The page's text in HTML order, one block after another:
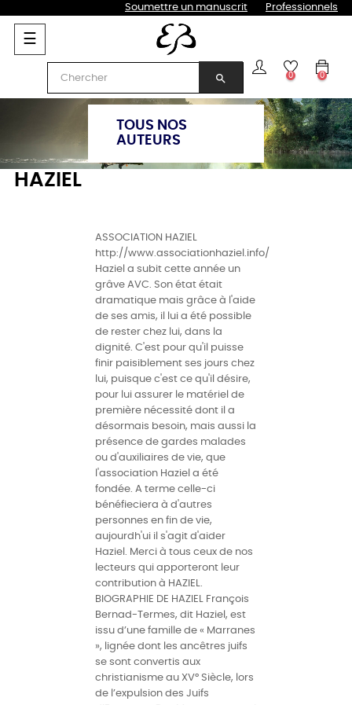
Soumettre un manuscrit Professionnels
Basculer
la
navigation
☰
search 0 0
TOUS NOS
AUTEURS
HAZIEL
ASSOCIATION HAZIEL
http://www.associationhaziel.info/
Haziel a subit cette année un
grâve AVC. Son état était
dramatique mais grâce à l'aide
de ses amis, il lui a été possible
de rester chez lui, dans la
dignité. C'est pour qu'il puisse
finir paisiblement ses jours chez
lui, puisque c'est ce qu'il désire,
pour lui assurer le matériel de
première nécessité dont il a
désormais besoin, mais aussi la
présence de gardes malades
ou d'auxiliaires de vie, que
l'association Haziel a été
fondée. A terme celle-ci
bénéfieciera à d'autres
personnes en fin de vie,
aujourdh'ui il s'agit d'aider
Haziel. Merci à tous ceux de nos
lecteurs qui apporteront leur
contribution à HAZIEL.
BIOGRAPHIE DE HAZIEL François
Bernad-Termes, dit Haziel, est
issu d’une famille de « Marranes
», lignée dont les ancêtres juifs
se sont convertis aux
christianisme au XV° Siècle, lors
de l’expulsion des Juifs